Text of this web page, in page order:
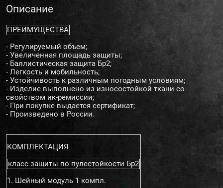
Описание
ПРЕИМУЩЕСТВА
- Регулируемый объем;
- Увеличенная площадь защиты;
- Баллистическая защита Бр2;
- Легкость и мобильность;
- Устойчивость к различным погодным условиям;
- Изделие выполнено из износостойкой ткани со
свойством ик-ремиссии;
- При покупке выдается сертификат;
- Произведено в России.
КОМПЛЕКТАЦИЯ
класс защиты по пулестойкости Бр2
1. Шейный модуль 1 компл.